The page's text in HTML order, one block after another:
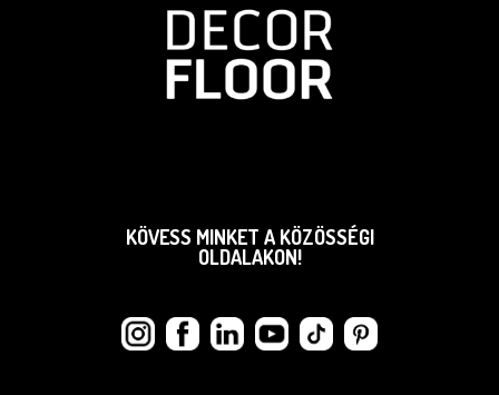
KÖVESS MINKET A KÖZÖSSÉGI
OLDALAKON!